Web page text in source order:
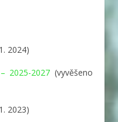
2024)
2025-2027 (vyvěšeno
2023)